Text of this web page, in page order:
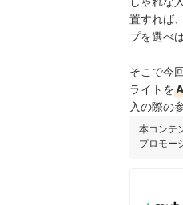
置すれば
プを選べ
そこで今
ライトを
入の際の
本コンテ
プロモー